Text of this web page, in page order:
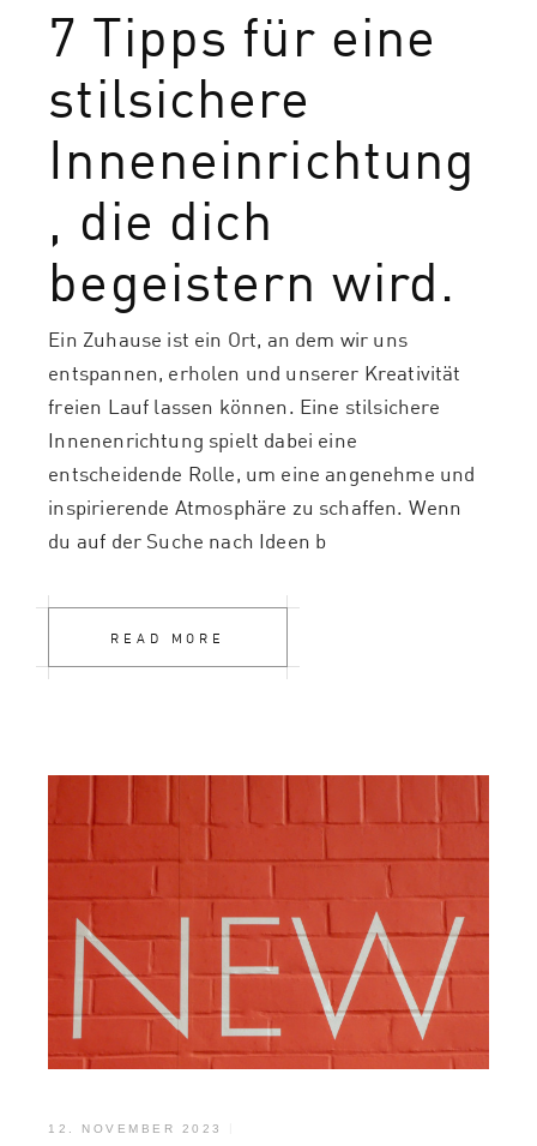
7 Tipps für eine
stilsichere
Inneneinrichtung
, die dich
begeistern wird.
Ein Zuhause ist ein Ort, an dem wir uns
entspannen, erholen und unserer Kreativität
freien Lauf lassen können. Eine stilsichere
Innenenrichtung spielt dabei eine
entscheidende Rolle, um eine angenehme und
inspirierende Atmosphäre zu schaffen. Wenn
du auf der Suche nach Ideen b
READ MORE
12. NOVEMBER 2023